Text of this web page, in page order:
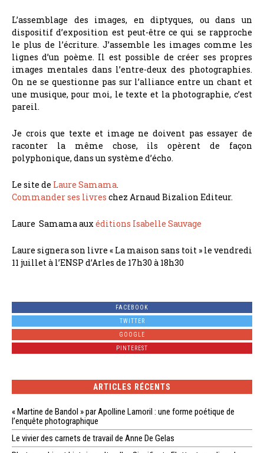
L’assemblage des images, en diptyques, ou dans un
dispositif d’exposition est peut-être ce qui se rapproche
le plus de l’écriture. J’assemble les images comme les
lignes d’un poème. Il est possible de créer ses propres
images mentales dans l’entre-deux des photographies.
On ne se questionne pas sur l’alliance entre un chant et
une musique, pour moi, le texte et la photographie, c’est
pareil.
Je crois que texte et image ne doivent pas essayer de
raconter la même chose, ils opèrent de façon
polyphonique, dans un système d’écho.
Le site de Laure Samama.
Commander ses livres chez Arnaud Bizalion Editeur.
Laure Samama auxéditions Isabelle Sauvage
Laure signera son livre « La maison sans toit » le vendredi
11 juillet à l’ENSP d’Arles de 17h30 à 18h30
FACEBOOK
TWITTER
GOOGLE
PINTEREST
ARTICLES RÉCENTS
« Martine de Bandol » par Apolline Lamoril : une forme poétique de
l’enquête photographique
Le vivier des carnets de travail de Anne De Gelas